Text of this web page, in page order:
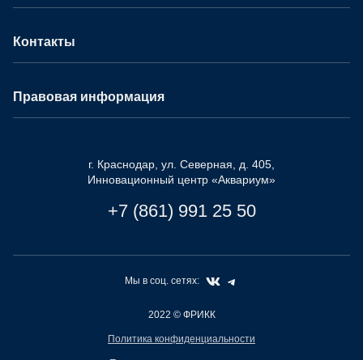
Контакты
Правовая информация
г. Краснодар, ул. Северная, д. 405,
Инновационный центр «Аквариум»
+7 (861) 991 25 50
Мы в соц. сетях:
2022 © ФРИКК
Политика конфиденциальности